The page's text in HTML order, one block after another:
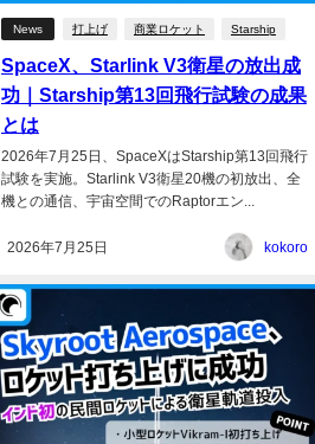
News 打上げ 商業ロケット Starship
SpaceX、Starlink V3衛星の放出成
功｜Starship第13回飛行試験の成果
とは
2026年7月25日、SpaceXはStarship第13回飛行
試験を実施。Starlink V3衛星20機の初放出、全
機との通信、宇宙空間でのRaptorエン...
2026年7月25日 kokoro